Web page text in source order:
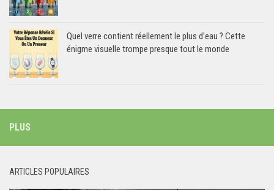
Quel verre contient réellement le plus d’eau ? Cette
énigme visuelle trompe presque tout le monde
PLUS
ARTICLES POPULAIRES